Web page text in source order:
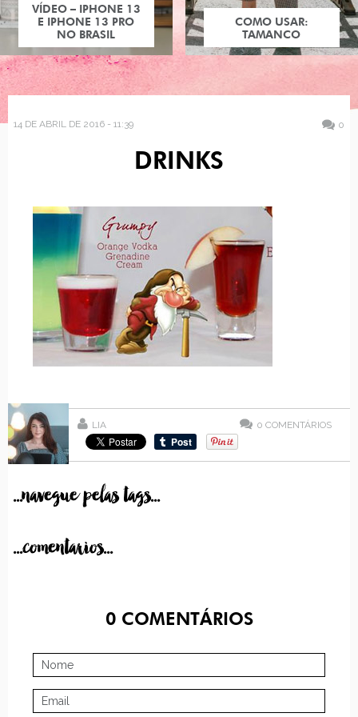
VÍDEO – IPHONE 13
E IPHONE 13 PRO
NO BRASIL
COMO USAR:
TAMANCO
14 DE ABRIL DE 2016 - 11:39 0
DRINKS
LIA 0 COMENTÁRIOS
...navegue pelas tags...
...comentarios...
0COMENTÁRIOS